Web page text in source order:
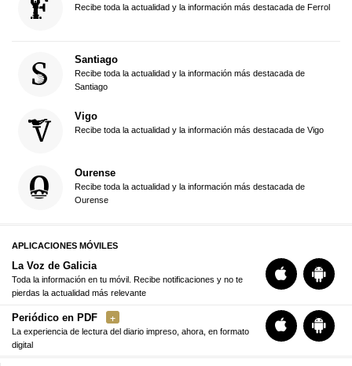
Recibe toda la actualidad y la información más destacada de Ferrol
Santiago
Recibe toda la actualidad y la información más destacada de
Santiago
Vigo
Recibe toda la actualidad y la información más destacada de Vigo
Ourense
Recibe toda la actualidad y la información más destacada de
Ourense
APLICACIONES MÓVILES
La Voz de Galicia
Toda la información en tu móvil. Recibe notificaciones y no te
pierdas la actualidad más relevante
Periódico en PDF
La experiencia de lectura del diario impreso, ahora, en formato
digital